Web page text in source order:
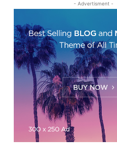
- Advertisment -